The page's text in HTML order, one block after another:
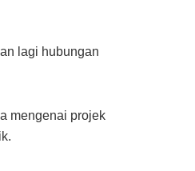
lagi hubungan
mengenai projek